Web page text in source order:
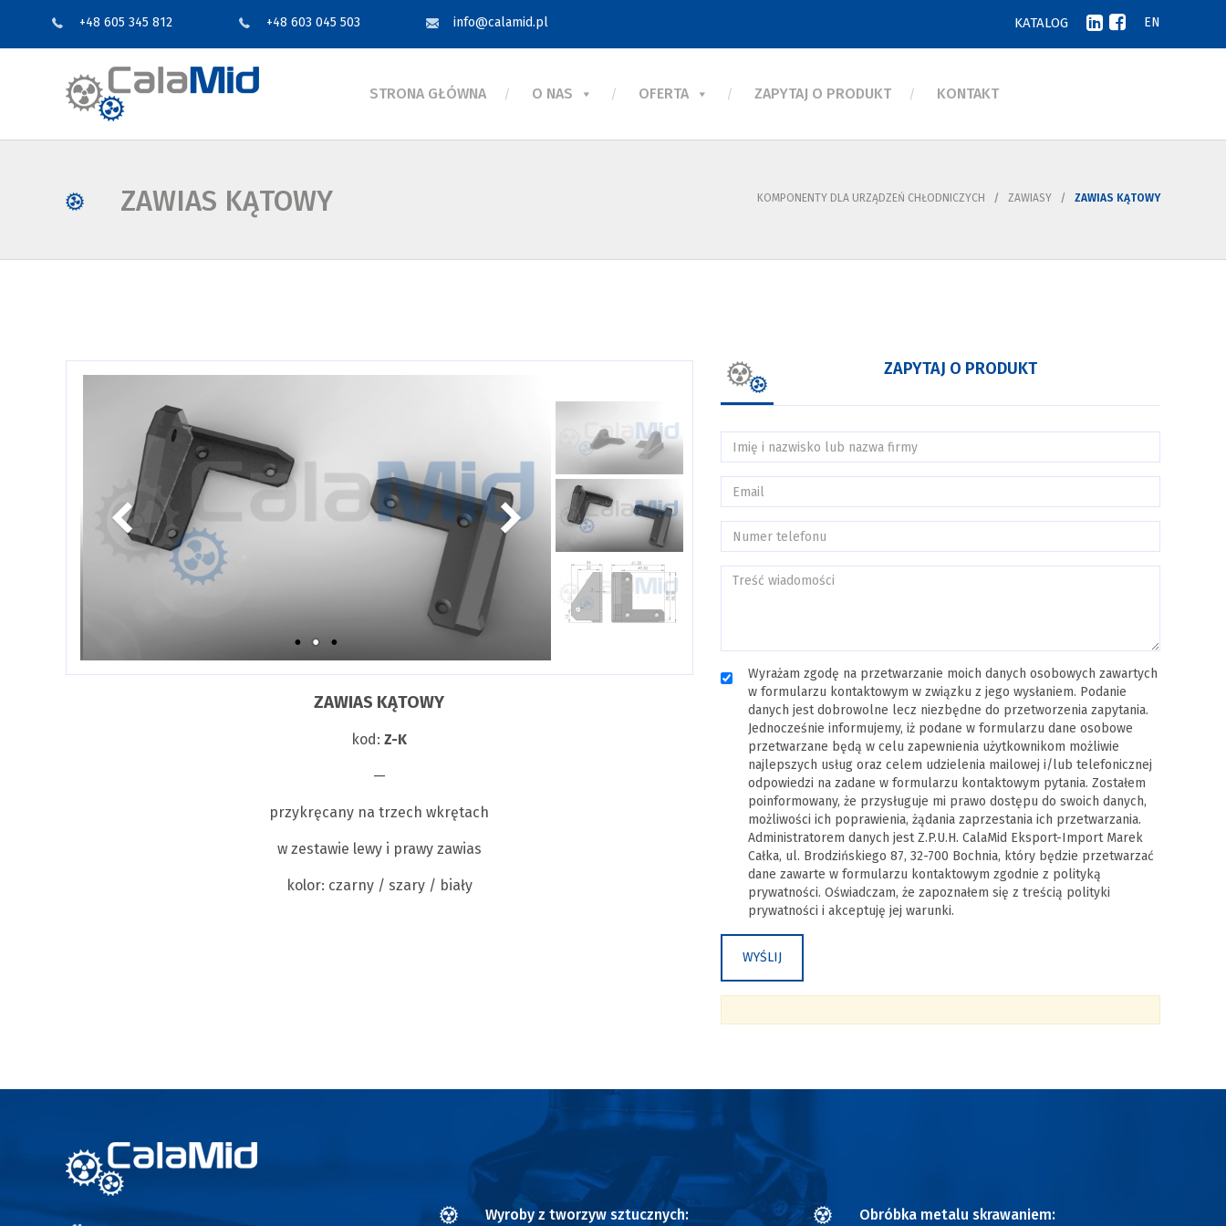
+48 605 345 812 +48 603 045 503 info@calamid.pl EN
KATALOG
STRONA GŁÓWNA O NAS OFERTA ZAPYTAJ O PRODUKT KONTAKT
ZAWIAS KĄTOWY KOMPONENTY DLA URZĄDZEŃ CHŁODNICZYCH ZAWIASY ZAWIAS KĄTOWY
ZAWIAS KĄTOWY
kod:Z-K
—
przykręcany na trzech wkrętach
w zestawie lewy i prawy zawias
kolor: czarny / szary / biały
ZAPYTAJ O PRODUKT
Wyrażam zgodę na przetwarzanie moich danych osobowych zawartych
w formularzu kontaktowym w związku z jego wysłaniem. Podanie
danych jest dobrowolne lecz niezbędne do przetworzenia zapytania.
Jednocześnie informujemy, iż podane w formularzu dane osobowe
przetwarzane będą w celu zapewnienia użytkownikom możliwie
najlepszych usług oraz celem udzielenia mailowej i/lub telefonicznej
odpowiedzi na zadane w formularzu kontaktowym pytania. Zostałem
poinformowany, że przysługuje mi prawo dostępu do swoich danych,
możliwości ich poprawienia, żądania zaprzestania ich przetwarzania.
Administratorem danych jest Z.P.U.H. CalaMid Eksport-Import Marek
Całka, ul. Brodzińskiego 87, 32-700 Bochnia, który będzie przetwarzać
dane zawarte w formularzu kontaktowym zgodnie z polityką
prywatności. Oświadczam, że zapoznałem się z treścią polityki
prywatności i akceptuję jej warunki.
Wyroby z tworzyw sztucznych: Obróbka metalu skrawaniem: